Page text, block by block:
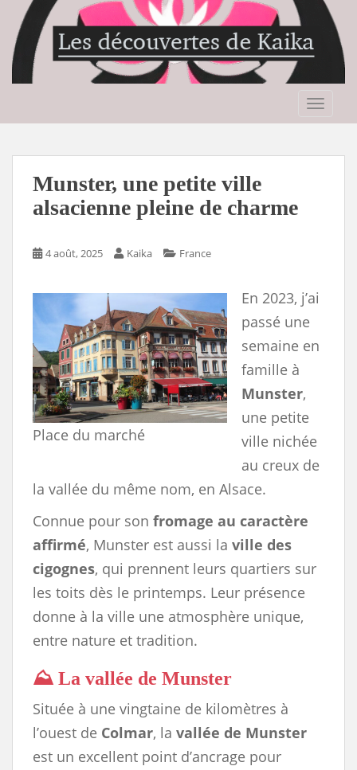
Munster, une petite ville
alsacienne pleine de charme
4 août, 2025 Kaika France
Place du marché
En 2023, j’ai
passé une
semaine en
famille à
Munster,
une petite
ville nichée
au creux de
la vallée du même nom, en Alsace.
Connue pour son fromage au caractère
affirmé, Munster est aussi la ville des
cigognes, qui prennent leurs quartiers sur
les toits dès le printemps. Leur présence
donne à la ville une atmosphère unique,
entre nature et tradition.
⛰️ La vallée de Munster
Située à une vingtaine de kilomètres à
l’ouest de Colmar, la vallée de Munster
est un excellent point d’ancrage pour